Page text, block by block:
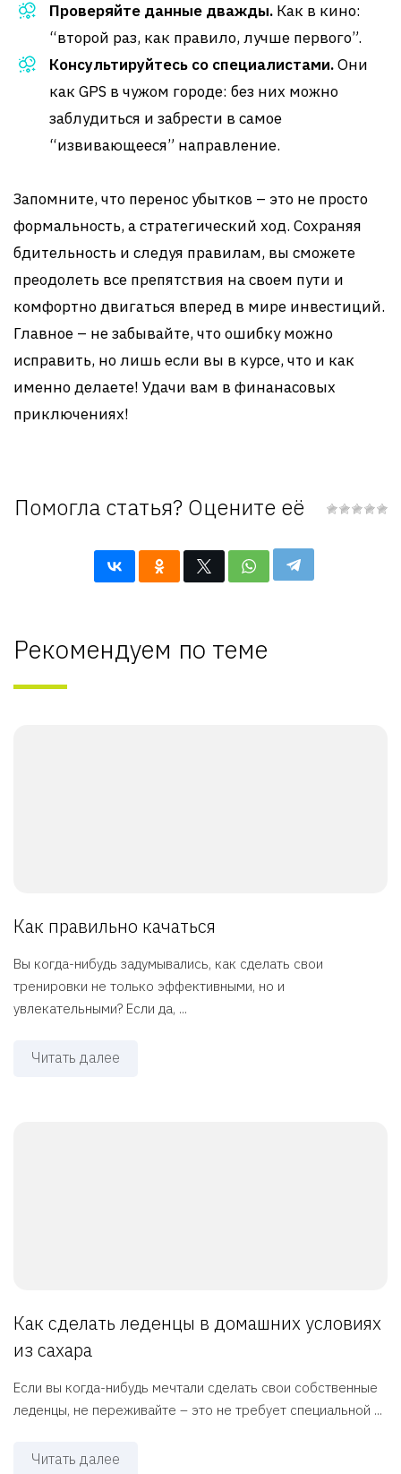
Проверяйте данные дважды. Как в кино:
“второй раз, как правило, лучше первого”.
Консультируйтесь со специалистами.Они
как GPS в чужом городе: без них можно
заблудиться и забрести в самое
“извивающееся” направление.
Запомните, что перенос убытков – это не просто
формальность, а стратегический ход. Сохраняя
бдительность и следуя правилам, вы сможете
преодолеть все препятствия на своем пути и
комфортно двигаться вперед в мире инвестиций.
Главное – не забывайте, что ошибку можно
исправить, но лишь если вы в курсе, что и как
именно делаете! Удачи вам в финанасовых
приключениях!
Помогла статья? Оцените её
Рекомендуем по теме
Как правильно качаться
Вы когда-нибудь задумывались, как сделать свои
тренировки не только эффективными, но и
увлекательными? Если да, ...
Читать далее
Как сделать леденцы в домашних условиях
из сахара
Если вы когда-нибудь мечтали сделать свои собственные
леденцы, не переживайте – это не требует специальной ...
Читать далее